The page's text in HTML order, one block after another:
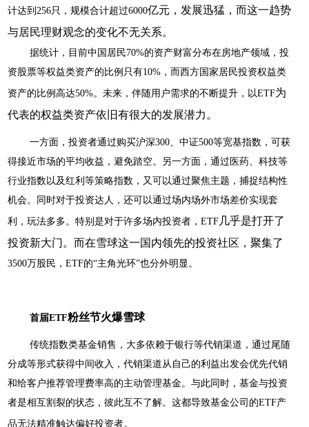
计达到256只，规模合计超过6000亿元，发展迅猛，而这一趋势
与居民理财观念的变化不无关系。
据统计，目前中国居民70%的资产财富分布在房地产领域，投
资股票等权益类资产的比例只有10%，而西方国家居民投资权益类
资产的比例高达50%。未来，伴随用户需求的不断提升，以ETF为
代表的权益类资产依旧有很大的发展潜力。
一方面，投资者通过购买沪深300、中证500等宽基指数，可获
得接近市场的平均收益，避免踏空。另一方面，通过医药、科技等
行业指数以及红利等策略指数，又可以通过聚焦主题，捕捉结构性
机会。同时对于投资达人，还可以通过场内场外市场差价实现套
利，玩法多多。特别是对于许多场内投资者， ETF几乎是打开了
投资新大门。而在雪球这一国内领先的投资社区， 聚集了
3500万股民， ETF的“主角光环”也分外明显。
首届ETF粉丝节火爆雪球
传统指数类基金销售，大多依赖于银行等代销渠道，通过尾随
分成等形式获得中间收入，代销渠道从自己的利益出发会优先代销
和给客户推荐管理费率高的主动管理基金。与此同时，基金与投资
者是相互割裂的状态，彼此互不了解。这都导致基金公司的ETF产
品无法精准触达偏好投资者。